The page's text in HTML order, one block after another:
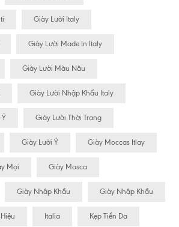
Giày Lười Italy
Giày Lười Made In Italy
Giày Lười Màu Nâu
Giày Lười Nhập Khẩu Italy
Ý Giày Lười Thời Trang
Giày Lười Ý Giày Moccas Itlay
Mọi Giày Mosca
Giày Nhâp Khẩu Giày Nhập Khẩu
Italia Kẹp Tiền Da